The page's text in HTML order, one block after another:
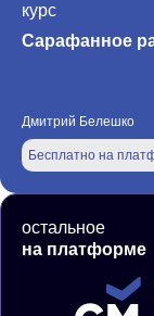
курс
Сарафанное
Бесплатно на
Дмитрий Белешко
остальное
на платформе